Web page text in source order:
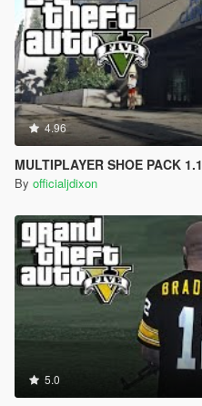
4.96
MULTIPLAYER SHOE PACK 1.1
By officialjdixon
5.0